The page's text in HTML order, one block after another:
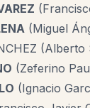
(Miguel
(Alberto
(Zeferino
(Ignacio